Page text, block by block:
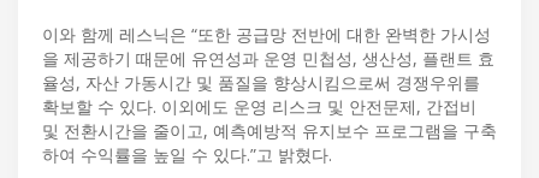
이와 함께 레스닉은 “또한 공급망 전반에 대한 완벽한 가시성
을 제공하기 때문에 유연성과 운영 민첩성, 생산성, 플랜트 효
율성, 자산 가동시간 및 품질을 향상시킴으로써 경쟁우위를
확보할 수 있다. 이외에도 운영 리스크 및 안전문제, 간접비
및 전환시간을 줄이고, 예측예방적 유지보수 프로그램을 구축
하여 수익률을 높일 수 있다.”고 밝혔다.